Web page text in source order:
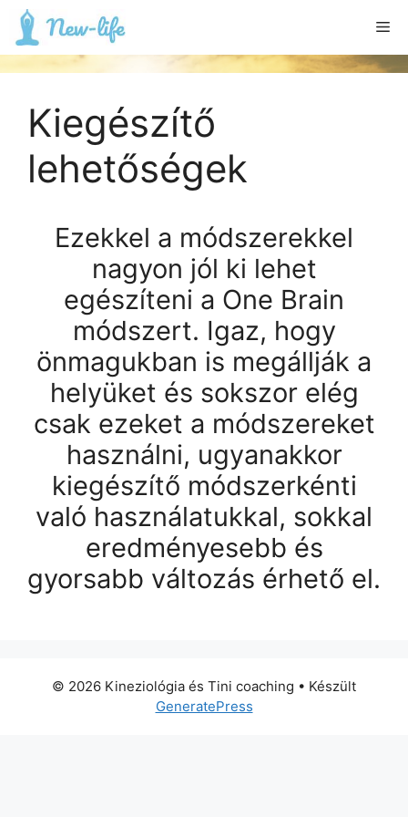
Kilépés
tartalomba
Kiegészítő
lehetőségek
Ezekkel a módszerekkel
nagyon jól ki lehet
egészíteni a One Brain
módszert. Igaz, hogy
önmagukban is megállják a
helyüket és sokszor elég
csak ezeket a módszereket
használni, ugyanakkor
kiegészítő módszerkénti
való használatukkal, sokkal
eredményesebb és
gyorsabb változás érhető el.
© 2026 Kineziológia és Tini coaching • Készült
GeneratePress